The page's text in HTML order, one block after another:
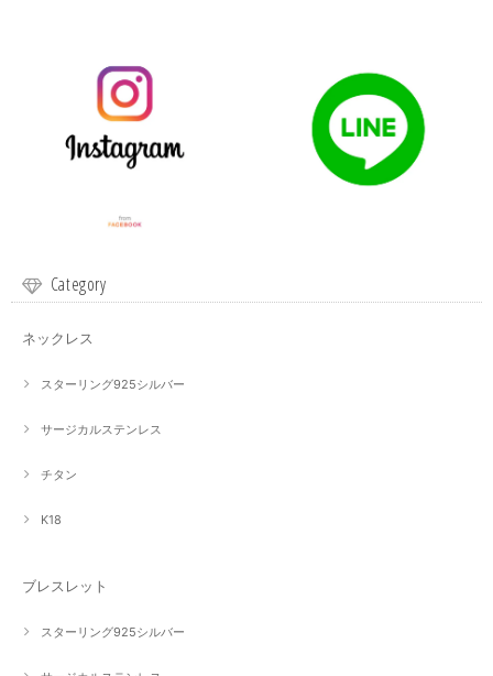
Category
ネックレス
スターリング925シルバー
サージカルステンレス
チタン
K18
ブレスレット
スターリング925シルバー